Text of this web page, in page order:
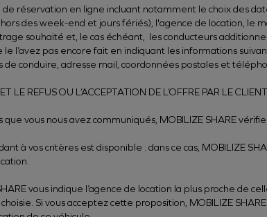
de réservation en ligne incluant notamment le choix des
des week-end et jours fériés), l'agence de location, le
souhaité et, le cas échéant, les conducteurs
l’avez pas encore fait en indiquant les informations
de conduire, adresse mail, coordonnées postales et
LE REFUS OU L’ACCEPTATION DE L’OFFRE PAR LE CLIENT
vous nous avez communiqués, MOBILIZE SHARE
à vos critères est disponible : dans ce cas, MOBILIZE
vous indique l’agence de location la plus proche de
Si vous acceptez cette proposition, MOBILIZE